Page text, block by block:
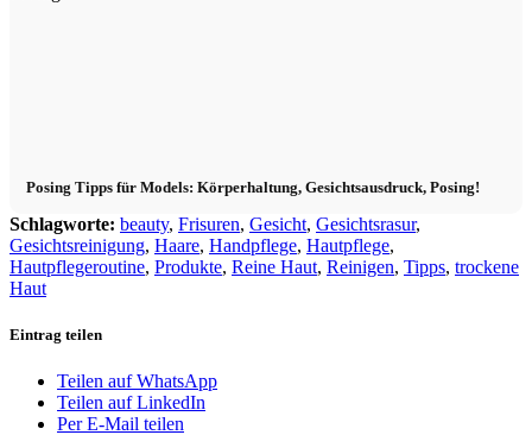
Posing Tipps für Models: Körperhaltung, Gesichtsausdruck, Posing!
Schlagworte: beauty, Frisuren, Gesicht, Gesichtsrasur,
Gesichtsreinigung, Haare, Handpflege, Hautpflege,
Hautpflegeroutine, Produkte, Reine Haut, Reinigen, Tipps, trockene
Haut
Eintrag teilen
Teilen auf WhatsApp
Teilen auf LinkedIn
Per E-Mail teilen